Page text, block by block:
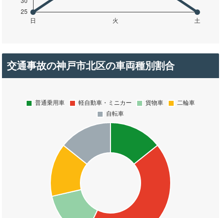
交通事故の神戸市北区の車両種別割合